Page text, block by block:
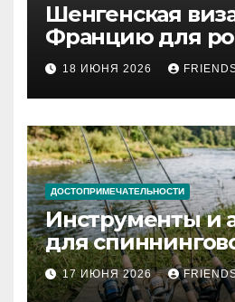
Шенгенская
Францию для
2026 году: сроки
и список
документов
18 ИЮНЯ 2026
ДОСТОПРИМЕЧАТЕЛЬНОСТИ
Инструменты и
для
рыбалки:
типы
17 ИЮНЯ 2026